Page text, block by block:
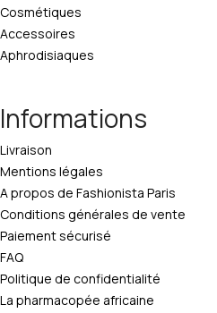
Cosmétiques
Accessoires
Aphrodisiaques
Informations
Livraison
Mentions légales
A propos de Fashionista Paris
Conditions générales de vente
Paiement sécurisé
FAQ
Politique de confidentialité
La pharmacopée africaine